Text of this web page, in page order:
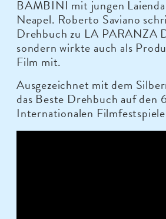
BAMBINI mit jungen
Neapel. Roberto Saviano
Drehbuch zu LA PARANZA
sondern wirkte auch als
Film mit.
Ausgezeichnet mit dem
das Beste Drehbuch auf den
Internationalen